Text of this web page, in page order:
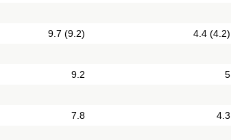
9.7 (9.2)
4.4 (4.2)
9.2
5
7.8
4.3